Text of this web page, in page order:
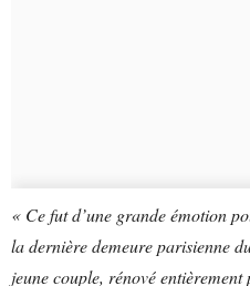
« Ce fut d’une grande émotion
la dernière demeure parisienne
jeune couple, rénové